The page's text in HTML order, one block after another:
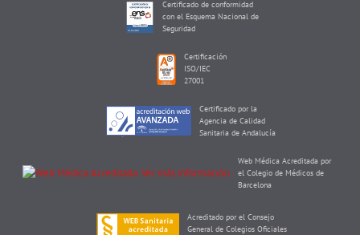
Certificado de conformidad
con el Esquema Nacional de
Seguridad
Certificación
ISO/IEC
27001
Certificado por la
Agencia de Calidad
Sanitaria de Andalucía
Web Médica Acreditada por
el Colegio de Médicos de
Barcelona
Acreditado por el Consejo
General de Colegios Oficiales